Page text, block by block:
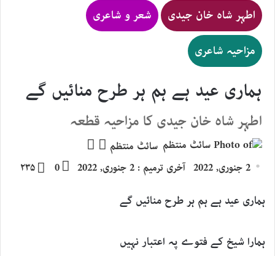
اطہر شاہ خان جیدی شعر و شاعری
مزاحیہ شاعری
ہماری عید ہے ہم ہر طرح منائیں گے
اطہر شاہ خان جیدی کا مزاحیہ قطعہ
سائٹ منتظم
Follow
X
email
2 جنوری, 2022 آخری ترمیم : 2 جنوری, 2022 0 ۲۳۵
ہماری عید ہے ہم ہر طرح منائیں گے
ہمارا شیخ کے فتوے پہ اعتبار نہیں